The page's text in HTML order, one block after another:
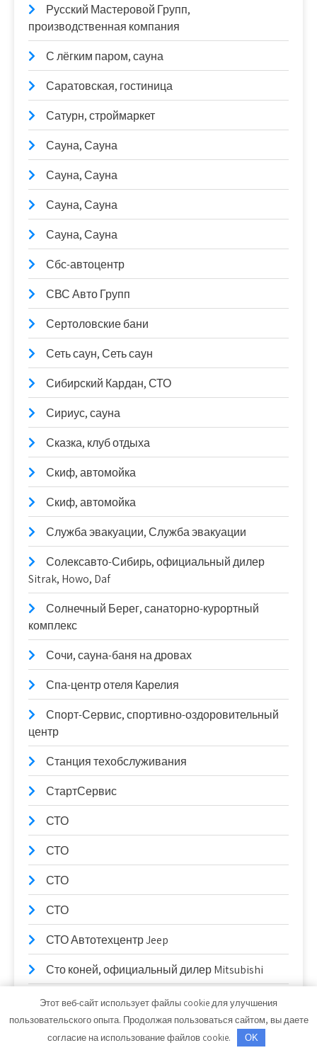
Русский Мастеровой Групп,
производственная компания
С лёгким паром, сауна
Саратовская, гостиница
Сатурн, строймаркет
Сауна, Сауна
Сауна, Сауна
Сауна, Сауна
Сауна, Сауна
Сбс-автоцентр
СВС Авто Групп
Сертоловские бани
Сеть саун, Сеть саун
Сибирский Кардан, СТО
Сириус, сауна
Сказка, клуб отдыха
Скиф, автомойка
Скиф, автомойка
Служба эвакуации, Служба эвакуации
Солексавто-Сибирь, официальный дилер
Sitrak, Howo, Daf
Солнечный Берег, санаторно-курортный
комплекс
Сочи, сауна-баня на дровах
Спа-центр отеля Карелия
Спорт-Сервис, спортивно-оздоровительный
центр
Станция техобслуживания
СтартСервис
СТО
СТО
СТО
СТО
СТО Автотехцентр Jeep
Сто коней, официальный дилер Mitsubishi
Сто коней, официальный дилер Mitsubishi
СТО Партнер-Авто
Этот веб-сайт использует файлы cookie для улучшения
пользовательского опыта. Продолжая пользоваться сайтом, вы даете
согласие на использование файлов cookie.
OK